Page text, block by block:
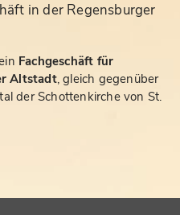
in der Regensburger
Fachgeschäft für
Altstadt, gleich gegenüber
der Schottenkirche von St.